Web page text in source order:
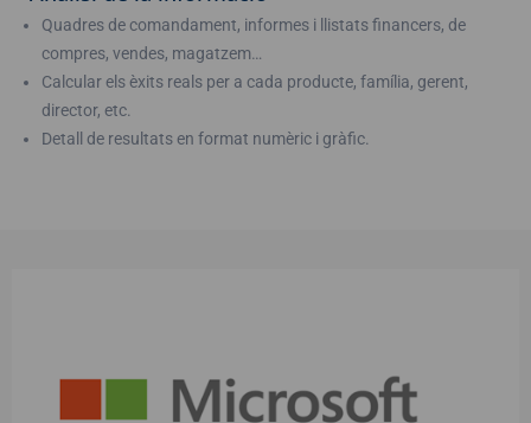
Quadres de comandament, informes i llistats financers, de
compres, vendes, magatzem…
Calcular els èxits reals per a cada producte, família, gerent,
director, etc.
Detall de resultats en format numèric i gràfic.